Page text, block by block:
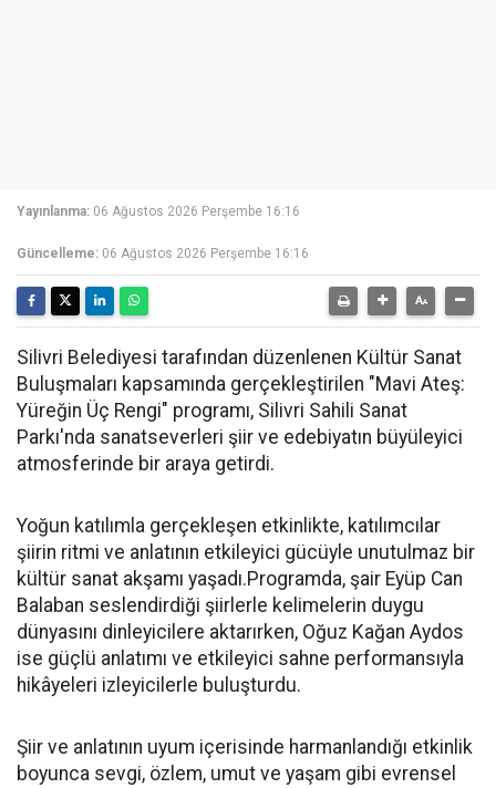
Yayınlanma: 06 Ağustos 2026 Perşembe 16:16
Güncelleme: 06 Ağustos 2026 Perşembe 16:16
Silivri Belediyesi tarafından düzenlenen Kültür Sanat
Buluşmaları kapsamında gerçekleştirilen "Mavi Ateş:
Yüreğin Üç Rengi" programı, Silivri Sahili Sanat
Parkı'nda sanatseverleri şiir ve edebiyatın büyüleyici
atmosferinde bir araya getirdi.
Yoğun katılımla gerçekleşen etkinlikte, katılımcılar
şiirin ritmi ve anlatının etkileyici gücüyle unutulmaz bir
kültür sanat akşamı yaşadı.Programda, şair Eyüp Can
Balaban seslendirdiği şiirlerle kelimelerin duygu
dünyasını dinleyicilere aktarırken, Oğuz Kağan Aydos
ise güçlü anlatımı ve etkileyici sahne performansıyla
hikâyeleri izleyicilerle buluşturdu.
Şiir ve anlatının uyum içerisinde harmanlandığı etkinlik
boyunca sevgi, özlem, umut ve yaşam gibi evrensel